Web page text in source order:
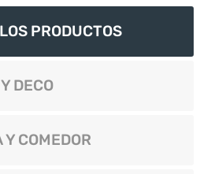
PRODUCTOS
PRODUCTOS
DECO
DECO
Y COMEDOR